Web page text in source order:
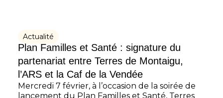
Actualité
Plan Familles et Santé : signature du
partenariat entre Terres de Montaigu,
l’ARS et la Caf de la Vendée
Mercredi 7 février, à l’occasion de la soirée de
lancement du Plan Familles et Santé, Terres